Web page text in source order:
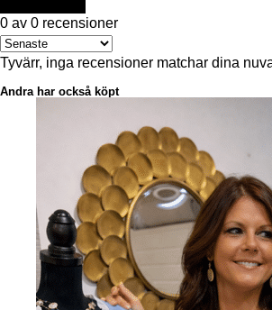
0 av 0 recensioner
Tyvärr, inga recensioner matchar dina
Andra har också köpt